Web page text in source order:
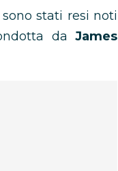
sono stati resi noti
da James